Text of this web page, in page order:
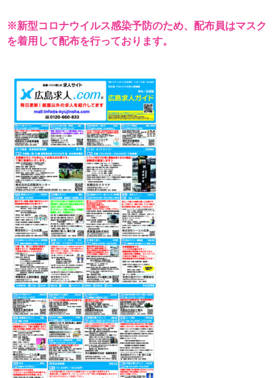
※新型コロナウイルス感染予防のため、配布員はマスク
を着用して配布を行っております。